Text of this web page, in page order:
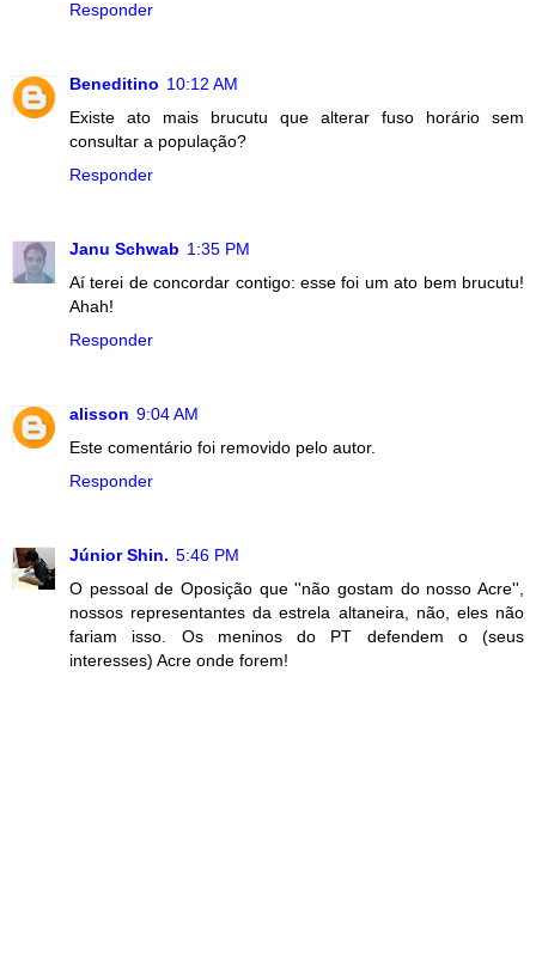
Responder
Beneditino 10:12 AM
Existe ato mais brucutu que alterar fuso horário sem
consultar a população?
Responder
Janu Schwab 1:35 PM
Aí terei de concordar contigo: esse foi um ato bem brucutu!
Ahah!
Responder
alisson 9:04 AM
Este comentário foi removido pelo autor.
Responder
Júnior Shin. 5:46 PM
O pessoal de Oposição que ''não gostam do nosso Acre'',
nossos representantes da estrela altaneira, não, eles não
fariam isso. Os meninos do PT defendem o (seus
interesses) Acre onde forem!